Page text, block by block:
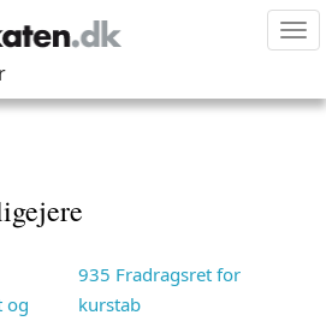
og
935 Fradragsret for
kurstab